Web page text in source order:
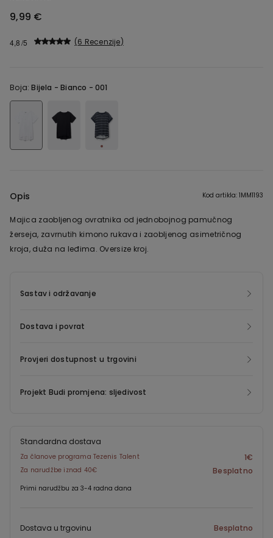
9,99 €
4,8 6 Recenzije
Boja:Bijela -Bianco - 001
Opis Kod artikla: 1MM1193
Majica zaobljenog ovratnika od jednobojnog pamučnog
žerseja, zavrnutih kimono rukava i zaobljenog asimetričnog
kroja, duža na leđima. Oversize kroj.
Sastav i održavanje
Dostava i povrat
Provjeri dostupnost u trgovini
Projekt Budi promjena: sljedivost
Standardna dostava
Za članove programa Tezenis Talent 1€
Za narudžbe iznad 40€ Besplatno
Primi narudžbu za 3-4 radna dana
Dostava u trgovinu Besplatno